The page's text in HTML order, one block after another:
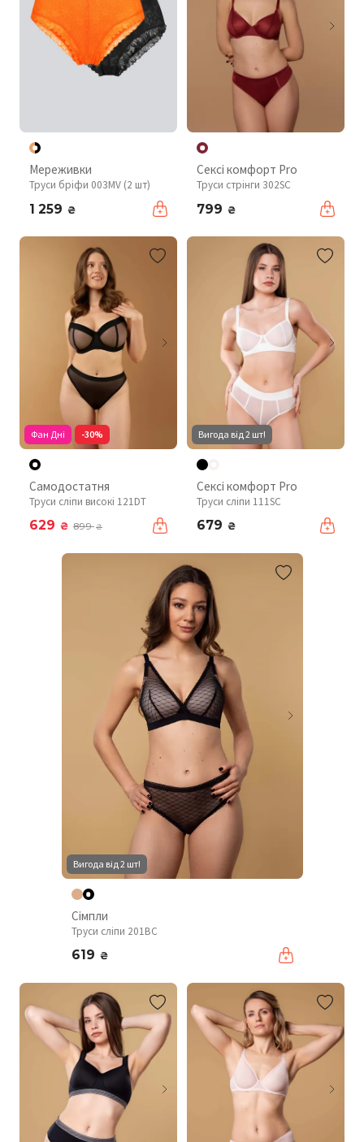
Мереживки
Труси бріфи 003MV (2 шт)
1 259 ₴
Сексі комфорт Pro
Труси стрінги 302SC
799 ₴
Фан Дні -30%
Самодостатня
Труси сліпи високі 121DT
629 ₴ 899₴
Вигода від 2 шт!
Сексі комфорт Pro
Труси сліпи 111SC
679 ₴
Вигода від 2 шт!
Сімпли
Труси сліпи 201BC
619 ₴